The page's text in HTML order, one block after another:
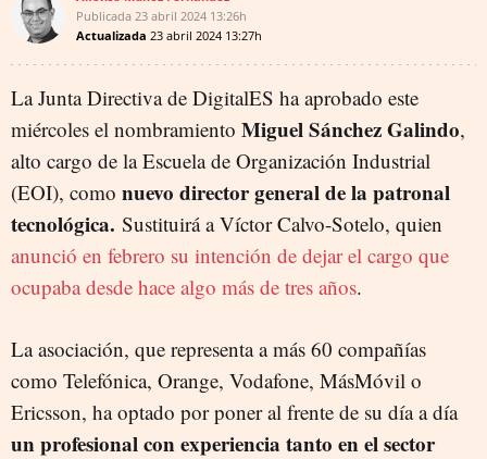
Publicada 23 abril 2024 13:26h
Actualizada 23 abril 2024 13:27h
La Junta Directiva de DigitalES ha aprobado este
miércoles el nombramiento Miguel Sánchez Galindo,
alto cargo de la Escuela de Organización Industrial
(EOI), como nuevo director general de la patronal
tecnológica. Sustituirá a Víctor Calvo-Sotelo, quien
anunció en febrero su intención de dejar el cargo que
ocupaba desde hace algo más de tres años.
La asociación, que representa a más 60 compañías
como Telefónica, Orange, Vodafone, MásMóvil o
Ericsson, ha optado por poner al frente de su día a día
un profesional con experiencia tanto en el sector